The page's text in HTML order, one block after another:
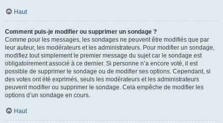
Haut
Comment puis-je modifier ou supprimer un sondage ?
Comme pour les messages, les sondages ne peuvent être modifiés que par
leur auteur, les modérateurs et les administrateurs. Pour modifier un sondage,
modifiez tout simplement le premier message du sujet car le sondage est
obligatoirement associé à ce dernier. Si personne n’a encore voté, il est
possible de supprimer le sondage ou de modifier ses options. Cependant, si
des votes ont été exprimés, seuls les modérateurs et les administrateurs
peuvent modifier ou supprimer le sondage. Cela empêche de modifier les
options d’un sondage en cours.
Haut